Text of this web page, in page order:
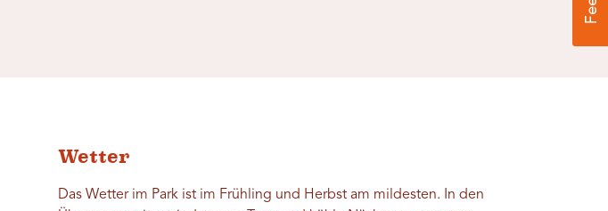
Wetter
Das Wetter im Park ist im Frühling und Herbst am mildesten. In den